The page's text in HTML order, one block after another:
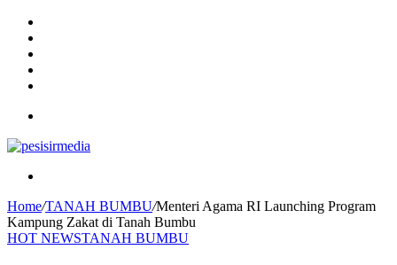
Home/TANAH BUMBU/Menteri Agama RI Launching Program
Kampung Zakat di Tanah Bumbu
HOT NEWSTANAH BUMBU